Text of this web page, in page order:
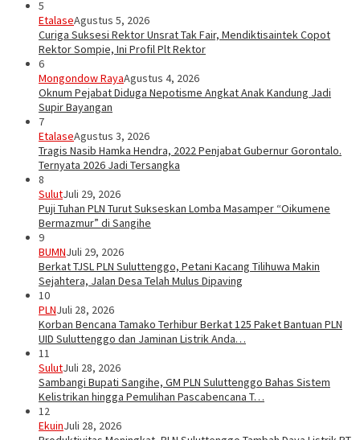
5
EtalaseAgustus 5, 2026
Curiga Suksesi Rektor Unsrat Tak Fair, Mendiktisaintek Copot
Rektor Sompie, Ini Profil Plt Rektor
6
Mongondow RayaAgustus 4, 2026
Oknum Pejabat Diduga Nepotisme Angkat Anak Kandung Jadi
Supir Bayangan
7
EtalaseAgustus 3, 2026
Tragis Nasib Hamka Hendra, 2022 Penjabat Gubernur Gorontalo.
Ternyata 2026 Jadi Tersangka
8
SulutJuli 29, 2026
Puji Tuhan PLN Turut Sukseskan Lomba Masamper “Oikumene
Bermazmur” di Sangihe
9
BUMNJuli 29, 2026
Berkat TJSL PLN Suluttenggo, Petani Kacang Tilihuwa Makin
Sejahtera, Jalan Desa Telah Mulus Dipaving
10
PLNJuli 28, 2026
Korban Bencana Tamako Terhibur Berkat 125 Paket Bantuan PLN
UID Suluttenggo dan Jaminan Listrik Anda…
11
SulutJuli 28, 2026
Sambangi Bupati Sangihe, GM PLN Suluttenggo Bahas Sistem
Kelistrikan hingga Pemulihan Pascabencana T…
12
EkuinJuli 28, 2026